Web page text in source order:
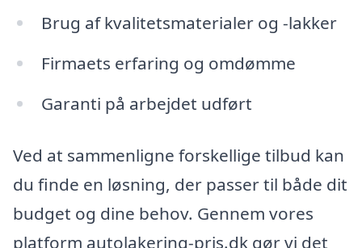
Brug af kvalitetsmaterialer og -lakker
Firmaets erfaring og omdømme
Garanti på arbejdet udført
Ved at sammenligne forskellige tilbud kan
du finde en løsning, der passer til både dit
budget og dine behov. Gennem vores
platform autolakering-pris.dk gør vi det